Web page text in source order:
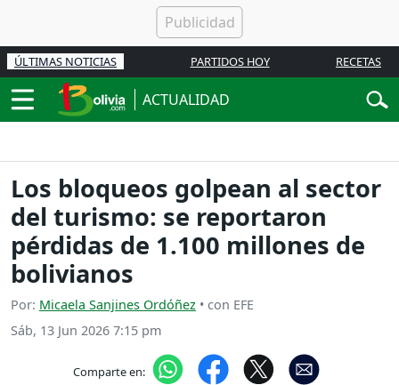
ÚLTIMAS NOTICIAS PARTIDOS HOY RECETAS
ACTUALIDAD
Los bloqueos golpean al sector
del turismo: se reportaron
pérdidas de 1.100 millones de
bolivianos
Por: Micaela Sanjines Ordóñez • con EFE
Sáb, 13 Jun 2026 7:15 pm
Comparte en: